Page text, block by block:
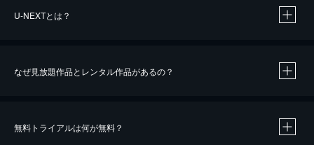
U-NEXTとは？
なぜ見放題作品とレンタル作品があるの？
無料トライアルは何が無料？